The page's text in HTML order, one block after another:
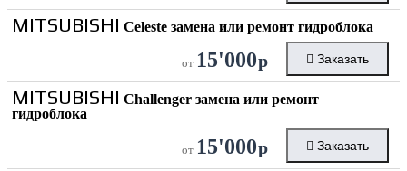
MITSUBISHI Celeste замена или ремонт гидроблока
от 15'000р Заказать
MITSUBISHI Challenger замена или ремонт
гидроблока
от 15'000р Заказать